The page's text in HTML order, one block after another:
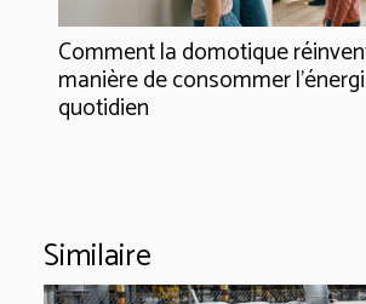
Comment la domotique
manière de consommer
quotidien
Similaire